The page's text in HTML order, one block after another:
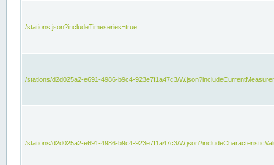
/stations.json?includeTimeseries=true
/stations/d2d025a2-e691-4986-b9c4-923e7f1a47c3/
/stations/d2d025a2-e691-4986-b9c4-923e7f1a47c3/